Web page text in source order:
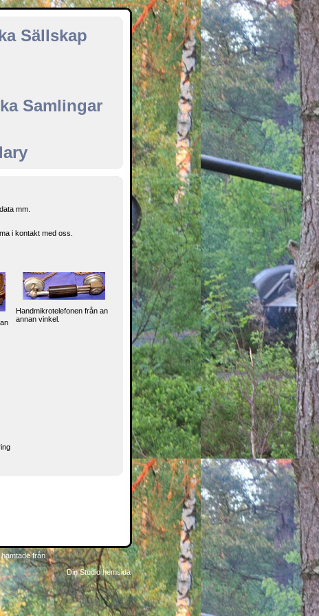
Sällskap
Samlingar
mm.
i kontakt med oss.
Handmikrotelefonen från an
annan vinkel.
från
Din Studio hemsida